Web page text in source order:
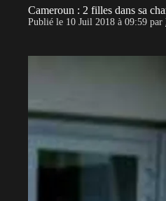
Cameroun : 2 filles dans sa
Publié le 10 Juil 2018 à 09:59 par